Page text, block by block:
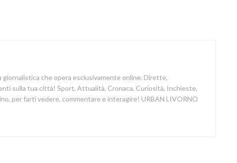
giornalistica che opera esclusivamente online. Dirette,
sulla tua città! Sport, Attualità, Cronaca, Curiosità, Inchieste,
per farti vedere, commentare e interagire! URBAN LIVORNO